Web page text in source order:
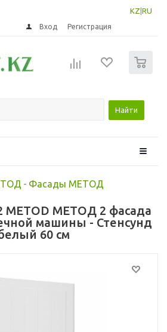
KZ RU
Вход Регистрация
Найти
- Фасады МЕТОД
METOD МЕТОД 2 фасада
машины - Стенсунд
60 см